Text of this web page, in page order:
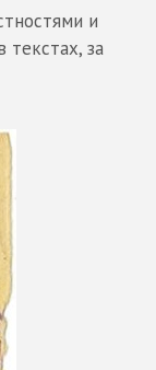
и
текстах, за